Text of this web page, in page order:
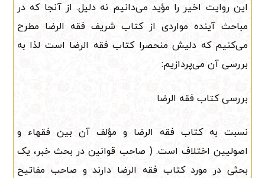
این روایت اخیر را مؤید می‌دانیم نه دلیل. از آنجا که در
مباحث آینده مواردی از کتاب شریف فقه الرضا مطرح
می‌کنیم که دلیش منحصرا کتاب فقه الرضا است لذا به
بررسی آن می‌پردازیم:
بررسی کتاب فقه الرضا
نسبت به کتاب فقه الرضا و مؤلف آن بین فقهاء و
اصولیین اختلاف است. ( صاحب قوانین در بحث خبر، یک
بحثی در مورد کتاب فقه الرضا دارند و صاحب مفاتیح